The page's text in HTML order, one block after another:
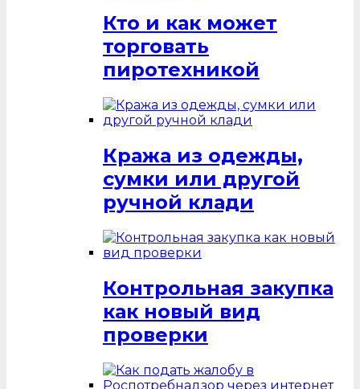
Кто и как может
торговать
пиротехникой
Кража из одежды,
сумки или другой
ручной клади
Контрольная закупка
как новый вид
проверки